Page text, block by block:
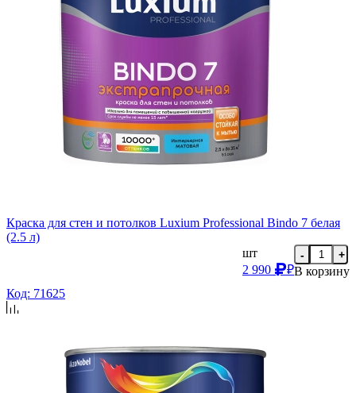
Краска для стен и потолков Luxium Professional Bindo 7 белая
(2.5 л)
шт
2 990
₽
- +
В корзину
Код: 71625